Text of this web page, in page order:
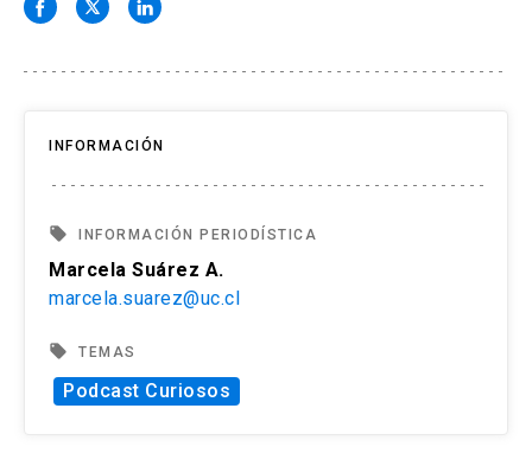
INFORMACIÓN
local_offer INFORMACIÓN PERIODÍSTICA
Marcela Suárez A.
marcela.suarez@uc.cl
local_offer TEMAS
Podcast Curiosos